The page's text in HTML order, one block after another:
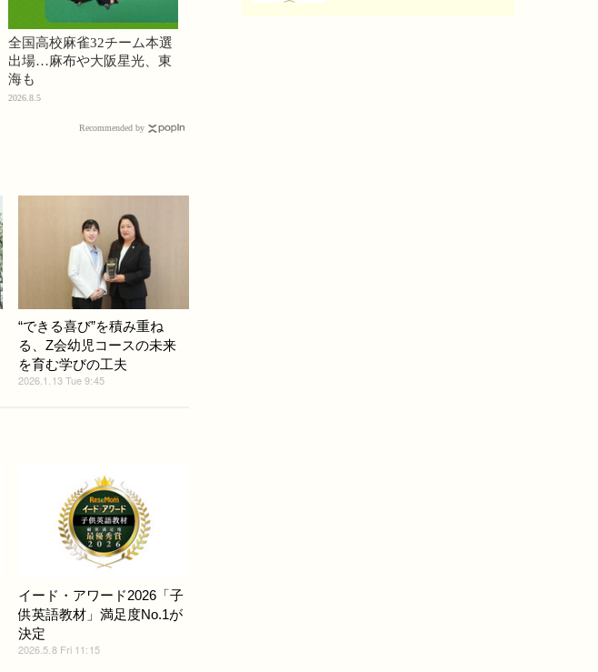
全国高校麻雀32チーム本選
出場…麻布や大阪星光、東
海も
2026.8.5
Recommended by
“できる喜び”を積み重ね
る、Z会幼児コースの未来
を育む学びの工夫
2026.1.13 Tue 9:45
イード・アワード2026「子
供英語教材」満足度No.1が
決定
2026.5.8 Fri 11:15